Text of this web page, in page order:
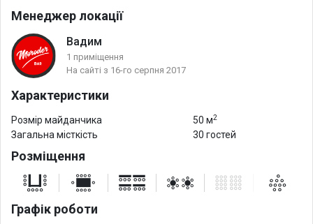
Менеджер локації
Вадим
1 приміщення
На сайті з 16-го серпня 2017
Характеристики
Розмір майданчика 50 м2
Загальна місткість 30 гостей
Розміщення
Графік роботи